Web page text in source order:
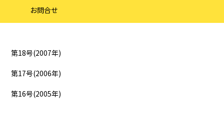
お問合せ
第18号(2007年)
第17号(2006年)
第16号(2005年)